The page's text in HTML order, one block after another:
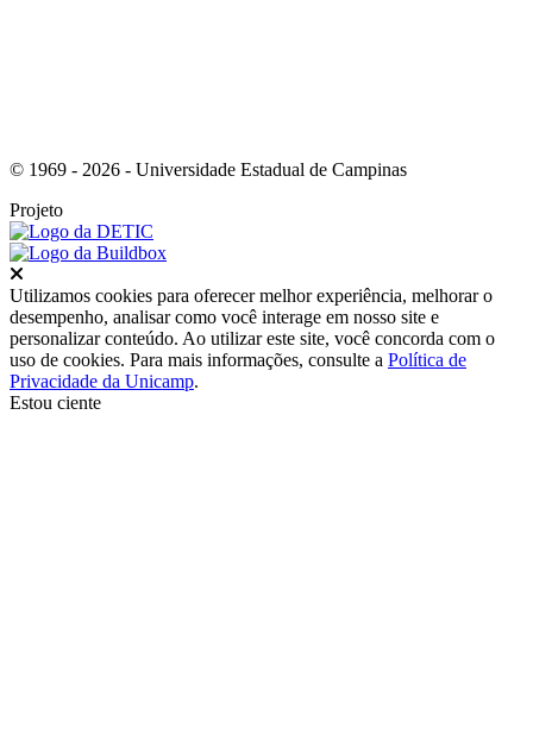
© 1969 - 2026 - Universidade Estadual de Campinas
Projeto
Utilizamos cookies para oferecer melhor experiência, melhorar o
desempenho, analisar como você interage em nosso site e
personalizar conteúdo. Ao utilizar este site, você concorda com o
uso de cookies. Para mais informações, consulte a Política de
Privacidade da Unicamp.
Estou ciente